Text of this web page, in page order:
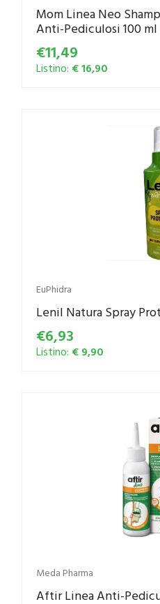
Mom Linea Neo
Anti-Pediculosi 100 ml
€11,49
Listino: € 16,90
EuPhidra
Lenil Natura Spray
€6,93
Listino: € 9,90
Meda Pharma
Aftir Linea Anti-